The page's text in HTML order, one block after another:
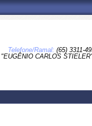
CARLOS
Telefone/Ramal: (65) 3311-